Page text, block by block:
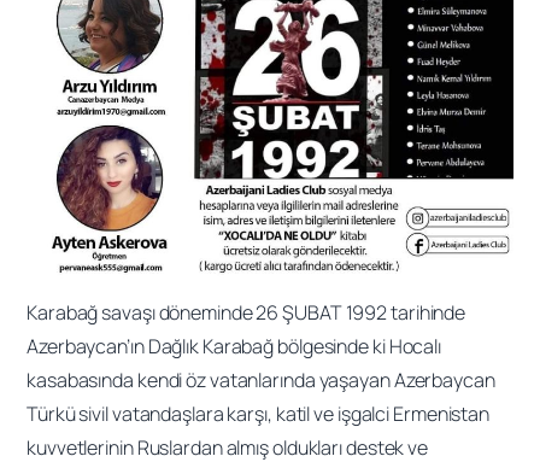
Karabağ savaşı döneminde 26 ŞUBAT 1992 tarihinde
Azerbaycan’ın Dağlık Karabağ bölgesinde ki Hocalı
kasabasında kendi öz vatanlarında yaşayan Azerbaycan
Türkü sivil vatandaşlara karşı, katil ve işgalci Ermenistan
kuvvetlerinin Ruslardan almış oldukları destek ve